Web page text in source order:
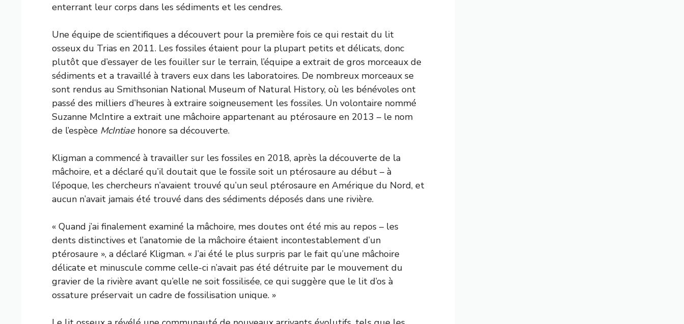
enterrant leur corps dans les sédiments et les cendres.
Une équipe de scientifiques a découvert pour la première fois ce qui restait du lit
osseux du Trias en 2011. Les fossiles étaient pour la plupart petits et délicats, donc
plutôt que d’essayer de les fouiller sur le terrain, l’équipe a extrait de gros morceaux de
sédiments et a travaillé à travers eux dans les laboratoires. De nombreux morceaux se
sont rendus au Smithsonian National Museum of Natural History, où les bénévoles ont
passé des milliers d’heures à extraire soigneusement les fossiles. Un volontaire nommé
Suzanne McIntire a extrait une mâchoire appartenant au ptérosaure en 2013 – le nom
de l’espèce McIntiaehonore sa découverte.
Kligman a commencé à travailler sur les fossiles en 2018, après la découverte de la
mâchoire, et a déclaré qu’il doutait que le fossile soit un ptérosaure au début – à
l’époque, les chercheurs n’avaient trouvé qu’un seul ptérosaure en Amérique du Nord, et
aucun n’avait jamais été trouvé dans des sédiments déposés dans une rivière.
« Quand j’ai finalement examiné la mâchoire, mes doutes ont été mis au repos – les
dents distinctives et l’anatomie de la mâchoire étaient incontestablement d’un
ptérosaure », a déclaré Kligman. « J’ai été le plus surpris par le fait qu’une mâchoire
délicate et minuscule comme celle-ci n’avait pas été détruite par le mouvement du
gravier de la rivière avant qu’elle ne soit fossilisée, ce qui suggère que le lit d’os à
ossature préservait un cadre de fossilisation unique. »